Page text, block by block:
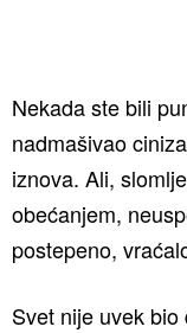
Nekada ste bili
nadmašivao
iznova. Ali,
obećanjem,
postepeno,
Svet nije uvek